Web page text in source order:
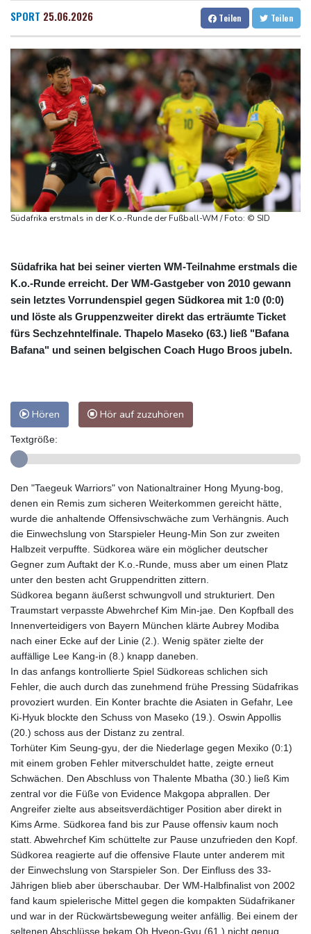
Dresden
Wien
27 °C
Salzburg
26 °C
Baden-Baden
25 °C
Amtsantritt von Kolumbiens Staatschef De la Espriella von
Basketball-WM: Geiselsöder macht gesamte Vorbereitung mit
Taifun "Dolphin": Flugausfälle, Evakuierung und höchste
Warnstufe in China
Lionel Messi trauert um Vater und langjährigen Manager Jorge
DAK-Analyse: ADHS-Neudiagnosen bei Kindern deutlich
gestiegen
Sohn: Krebs von Ex-Präsident Biden hat sich ausgebreitet und
Metastasen gebildet
SPORT 25.06.2026 Teilen Teilen
Südafrika erstmals in der K.o.-Runde der Fußball-WM / Foto: © SID
Südafrika hat bei seiner vierten WM-Teilnahme erstmals die
K.o.-Runde erreicht. Der WM-Gastgeber von 2010 gewann
sein letztes Vorrundenspiel gegen Südkorea mit 1:0 (0:0)
und löste als Gruppenzweiter direkt das erträumte Ticket
fürs Sechzehntelfinale. Thapelo Maseko (63.) ließ "Bafana
Bafana" und seinen belgischen Coach Hugo Broos jubeln.
Hören Hör auf zuzuhören
Textgröße:
Den "Taegeuk Warriors" von Nationaltrainer Hong Myung-bog,
denen ein Remis zum sicheren Weiterkommen gereicht hätte,
wurde die anhaltende Offensivschwäche zum Verhängnis. Auch
die Einwechslung von Starspieler Heung-Min Son zur zweiten
Halbzeit verpuffte. Südkorea wäre ein möglicher deutscher
Gegner zum Auftakt der K.o.-Runde, muss aber um einen Platz
unter den besten acht Gruppendritten zittern.
Südkorea begann äußerst schwungvoll und strukturiert. Den
Traumstart verpasste Abwehrchef Kim Min-jae. Den Kopfball des
Innenverteidigers von Bayern München klärte Aubrey Modiba
nach einer Ecke auf der Linie (2.). Wenig später zielte der
auffällige Lee Kang-in (8.) knapp daneben.
In das anfangs kontrollierte Spiel Südkoreas schlichen sich
Fehler, die auch durch das zunehmend frühe Pressing Südafrikas
provoziert wurden. Ein Konter brachte die Asiaten in Gefahr, Lee
Ki-Hyuk blockte den Schuss von Maseko (19.). Oswin Appollis
(20.) schoss aus der Distanz zu zentral.
Torhüter Kim Seung-gyu, der die Niederlage gegen Mexiko (0:1)
mit einem groben Fehler mitverschuldet hatte, zeigte erneut
Schwächen. Den Abschluss von Thalente Mbatha (30.) ließ Kim
zentral vor die Füße von Evidence Makgopa abprallen. Der
Angreifer zielte aus abseitsverdächtiger Position aber direkt in
Kims Arme. Südkorea fand bis zur Pause offensiv kaum noch
statt. Abwehrchef Kim schüttelte zur Pause unzufrieden den Kopf.
Südkorea reagierte auf die offensive Flaute unter anderem mit
der Einwechslung von Starspieler Son. Der Einfluss des 33-
Jährigen blieb aber überschaubar. Der WM-Halbfinalist von 2002
fand kaum spielerische Mittel gegen die kompakten Südafrikaner
und war in der Rückwärtsbewegung weiter anfällig. Bei einem der
seltenen Abschlüsse bekam Oh Hyeon-Gyu (61.) nicht genug